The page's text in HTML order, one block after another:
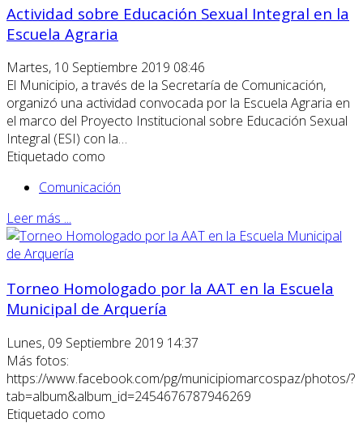
Actividad sobre Educación Sexual Integral en la
Escuela Agraria
Martes, 10 Septiembre 2019 08:46
El Municipio, a través de la Secretaría de Comunicación,
organizó una actividad convocada por la Escuela Agraria en
el marco del Proyecto Institucional sobre Educación Sexual
Integral (ESI) con la…
Etiquetado como
Comunicación
Leer más ...
Torneo Homologado por la AAT en la Escuela
Municipal de Arquería
Lunes, 09 Septiembre 2019 14:37
Más fotos:
https://www.facebook.com/pg/municipiomarcospaz/photos/?
tab=album&album_id=2454676787946269
Etiquetado como